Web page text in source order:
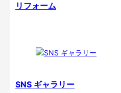
リフォーム
SNS ギャラリー